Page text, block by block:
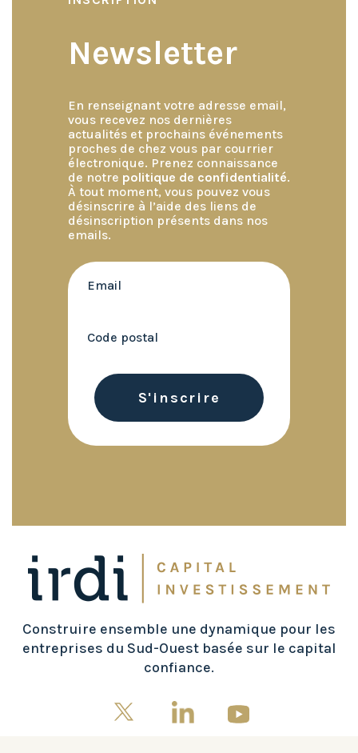
Newsletter
En renseignant votre adresse email,
vous recevez nos dernières
actualités et prochains événements
proches de chez vous par courrier
électronique. Prenez connaissance
de notre politique de confidentialité.
À tout moment, vous pouvez vous
désinscrire à l’aide des liens de
désinscription présents dans nos
emails.
Construire ensemble une dynamique pour les
entreprises du Sud-Ouest basée sur le capital
confiance.